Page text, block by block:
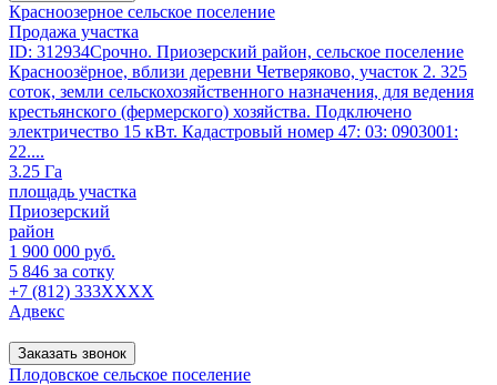
Красноозерное сельское поселение
Продажа участка
ID: 312934Срочно. Приозерский район, сельское поселение
Красноозёрное, вблизи деревни Четверяково, участок 2. 325
соток, земли сельскохозяйственного назначения, для ведения
крестьянского (фермерского) хозяйства. Подключено
электричество 15 кВт. Кадастровый номер 47: 03: 0903001:
22....
3.25 Га
площадь участка
Приозерский
район
1 900 000 руб.
5 846 за сотку
+7 (812) 333XXXX
Адвекс
Заказать звонок
Плодовское сельское поселение